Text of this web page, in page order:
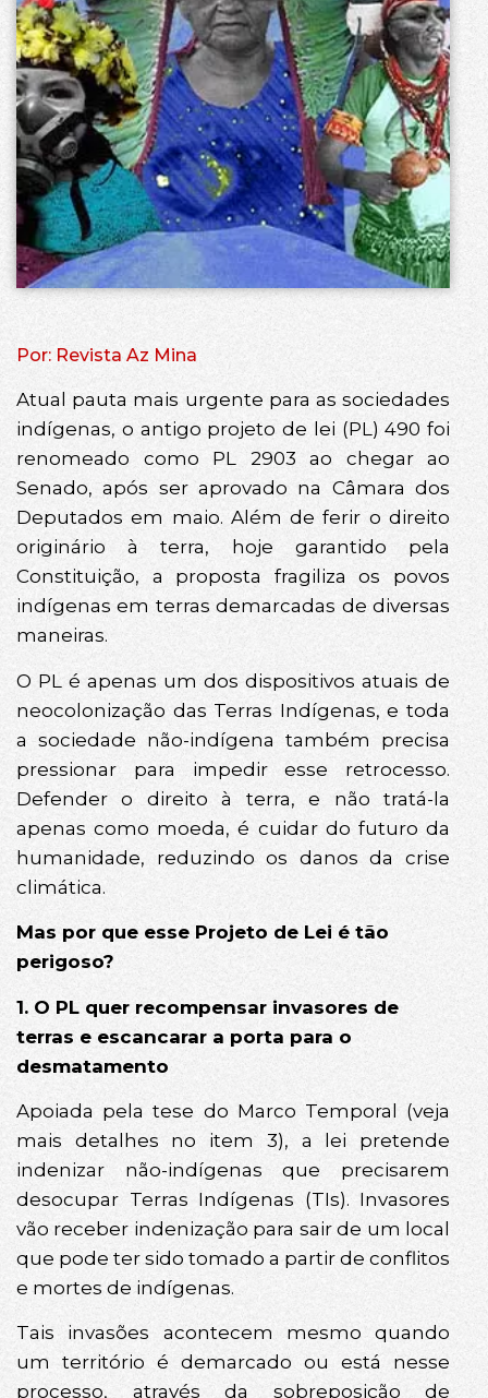
Por: Revista Az Mina
Atual pauta mais urgente para as sociedades
indígenas, o antigo projeto de lei (PL) 490 foi
renomeado como PL 2903 ao chegar ao
Senado, após ser aprovado na Câmara dos
Deputados em maio. Além de ferir o direito
originário à terra, hoje garantido pela
Constituição, a proposta fragiliza os povos
indígenas em terras demarcadas de diversas
maneiras.
O PL é apenas um dos dispositivos atuais de
neocolonização das Terras Indígenas, e toda
a sociedade não-indígena também precisa
pressionar para impedir esse retrocesso.
Defender o direito à terra, e não tratá-la
apenas como moeda, é cuidar do futuro da
humanidade, reduzindo os danos da crise
climática.
Mas por que esse Projeto de Lei é tão
perigoso?
1. O PL quer recompensar invasores de
terras e escancarar a porta para o
desmatamento
Apoiada pela tese do Marco Temporal (veja
mais detalhes no item 3), a lei pretende
indenizar não-indígenas que precisarem
desocupar Terras Indígenas (TIs). Invasores
vão receber indenização para sair de um local
que pode ter sido tomado a partir de conflitos
e mortes de indígenas.
Tais invasões acontecem mesmo quando
um território é demarcado ou está nesse
processo, através da sobreposição de